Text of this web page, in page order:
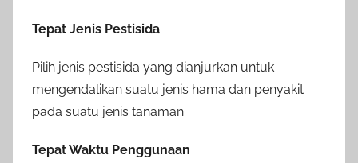
Tepat Jenis Pestisida
Pilih jenis pestisida yang dianjurkan untuk
mengendalikan suatu jenis hama dan penyakit
pada suatu jenis tanaman.
Tepat Waktu Penggunaan